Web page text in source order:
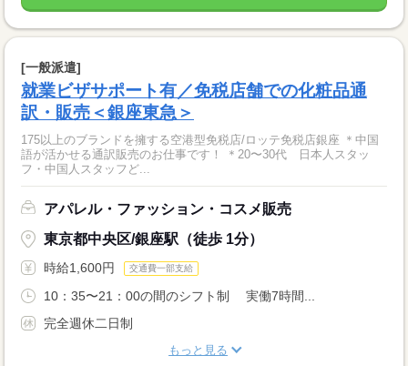
[一般派遣]
就業ビザサポート有／免税店舗での化粧品通
訳・販売＜銀座東急＞
175以上のブランドを擁する空港型免税店/ロッテ免税店銀座 ＊中国
語が活かせる通訳販売のお仕事です！ ＊20〜30代 日本人スタッ
フ・中国人スタッフど...
アパレル・ファッション・コスメ販売
東京都中央区/銀座駅（徒歩 1分）
時給1,600円 交通費一部支給
10：35〜21：00の間のシフト制 実働7時間...
完全週休二日制
もっと見る